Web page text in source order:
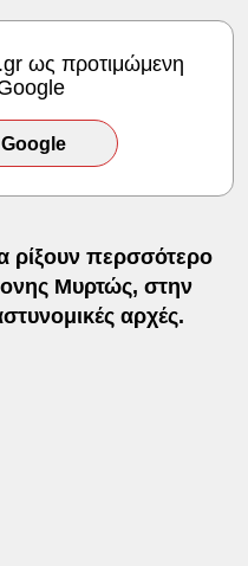
ως προτιμώμενη
ρίξουν περσσότερο
Μυρτώς, στην
αρχές.